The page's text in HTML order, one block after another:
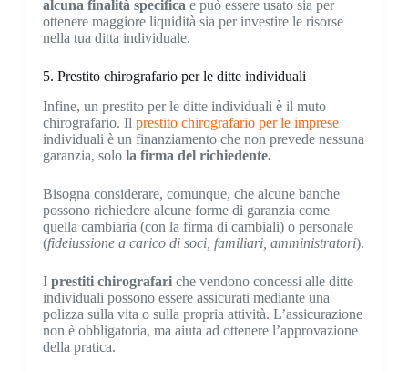
alcuna finalità specifica e può essere usato sia per
ottenere maggiore liquidità sia per investire le risorse
nella tua ditta individuale.
5. Prestito chirografario per le ditte individuali
Infine, un prestito per le ditte individuali è il muto
chirografario. Il prestito chirografario per le imprese
individuali è un finanziamento che non prevede nessuna
garanzia, solo la firma del richiedente.
Bisogna considerare, comunque, che alcune banche
possono richiedere alcune forme di garanzia come
quella cambiaria (con la firma di cambiali) o personale
(fideiussione a carico di soci, familiari, amministratori).
I prestiti chirografariche vendono concessi alle ditte
individuali possono essere assicurati mediante una
polizza sulla vita o sulla propria attività. L’assicurazione
non è obbligatoria, ma aiuta ad ottenere l’approvazione
della pratica.